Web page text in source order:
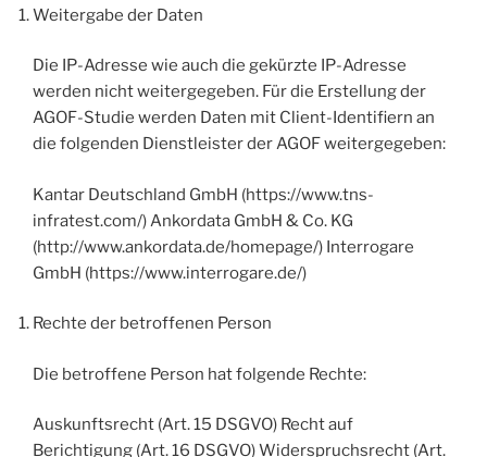
Weitergabe der Daten
Die IP-Adresse wie auch die gekürzte IP-Adresse
werden nicht weitergegeben. Für die Erstellung der
AGOF-Studie werden Daten mit Client-Identifiern an
die folgenden Dienstleister der AGOF weitergegeben:
Kantar Deutschland GmbH (https://www.tns-
infratest.com/) Ankordata GmbH & Co. KG
(http://www.ankordata.de/homepage/) Interrogare
GmbH (https://www.interrogare.de/)
Rechte der betroffenen Person
Die betroffene Person hat folgende Rechte:
Auskunftsrecht (Art. 15 DSGVO) Recht auf
Berichtigung (Art. 16 DSGVO) Widerspruchsrecht (Art.